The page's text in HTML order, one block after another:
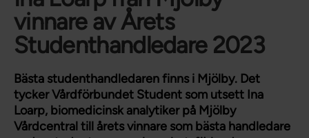
vinnare av Årets
Studenthandledare 2023
Bästa studenthandledaren finns i Mjölby. Det
tycker Vårdförbundet Student som utsett Ina
Loarp, biomedicinsk analytiker på Mjölby
Vårdcentral till årets vinnare som bästa handledare